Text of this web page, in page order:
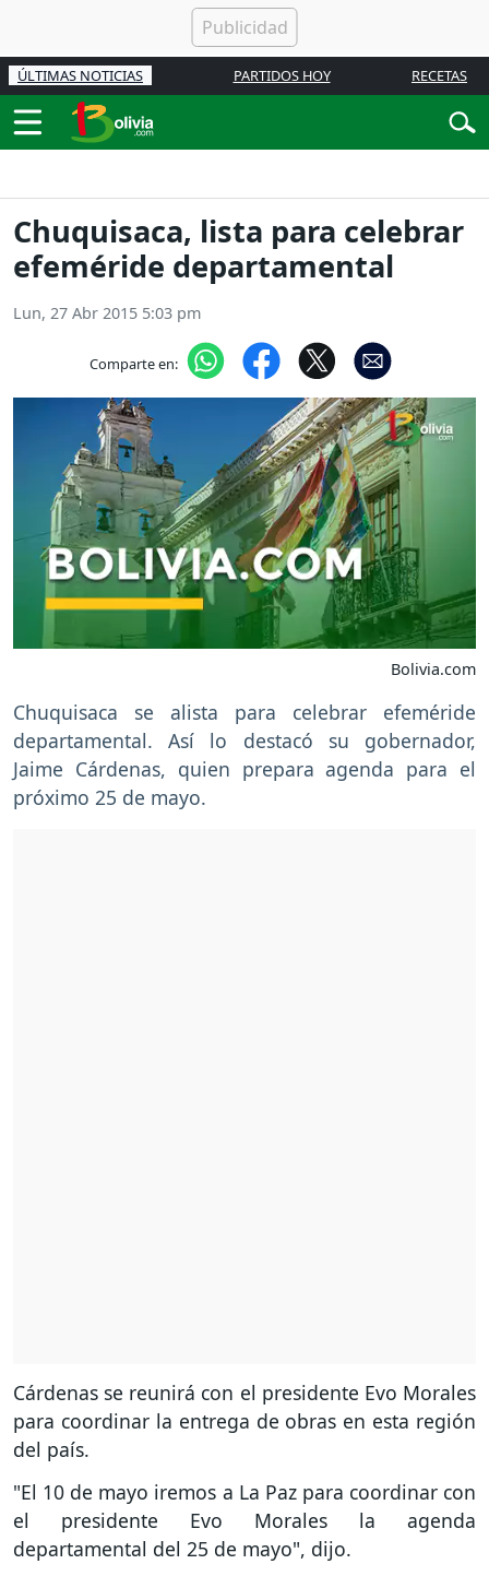
ÚLTIMAS NOTICIAS PARTIDOS HOY RECETAS
Chuquisaca, lista para celebrar
efeméride departamental
Lun, 27 Abr 2015 5:03 pm
Comparte en:
Bolivia.com
Chuquisaca se alista para celebrar efeméride
departamental. Así lo destacó su gobernador,
Jaime Cárdenas, quien prepara agenda para el
próximo 25 de mayo.
Cárdenas se reunirá con el presidente Evo Morales
para coordinar la entrega de obras en esta región
del país.
"El 10 de mayo iremos a La Paz para coordinar con
el presidente Evo Morales la agenda
departamental del 25 de mayo", dijo.